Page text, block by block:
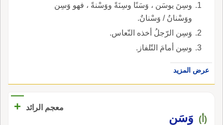
وسِنَ يوسَن ، وَسَنًا وسِنَةً ووَسْنةً ، فهو وَسِن
ووَسْنانُ / وَسْنانٌ.
وَسِن الرّجلُ أخذه النّعاس.
وسِن أمامَ التّلفاز.
عرض المزيد
معجم الرائد +
(أ) وَسَن